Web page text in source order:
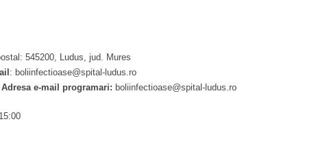
545200, Ludus, jud. Mures
: boliinfectioase@spital-ludus.ro
Adresa e-mail programari: boliinfectioase@spital-ludus.ro